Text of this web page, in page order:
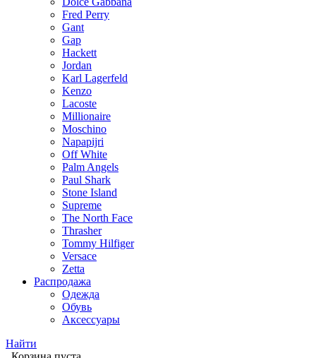
Fred Perry
Gant
Gap
Hackett
Jordan
Karl Lagerfeld
Kenzo
Lacoste
Millionaire
Moschino
Napapijri
Off White
Palm Angels
Paul Shark
Stone Island
Supreme
The North Face
Thrasher
Tommy Hilfiger
Versace
Zetta
Распродажа
Одежда
Обувь
Аксессуары
Найти